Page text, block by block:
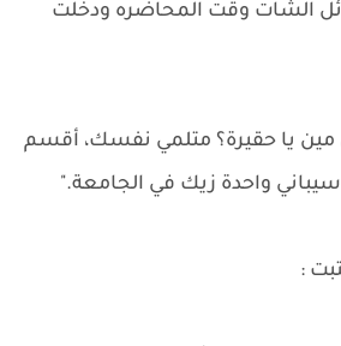
الشات وقت المحاضره ودخلت
مين يا حقيرة؟ متلمي نفسك، أقسم
واحدة زيك في الجامعة."
: